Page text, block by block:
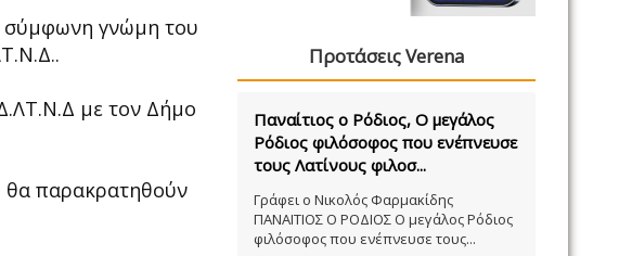
σύμφωνη γνώμη του
με τον Δήμο
θα παρακρατηθούν
Προτάσεις Verena
Παναίτιος ο Ρόδιος, Ο μεγάλος
Ρόδιος φιλόσοφος που ενέπνευσε
τους Λατίνους φιλοσ...
Γράφει ο Νικολός Φαρμακίδης
ΠΑΝΑΙΤΙΟΣ Ο ΡΟΔΙΟΣ Ο μεγάλος Ρόδιος
φιλόσοφος που ενέπνευσε τους...